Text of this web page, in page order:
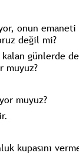
onun
değil mi?
günlerde
muyuz?
muyuz?
kupasını